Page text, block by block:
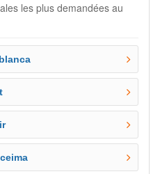
les plus demandées au